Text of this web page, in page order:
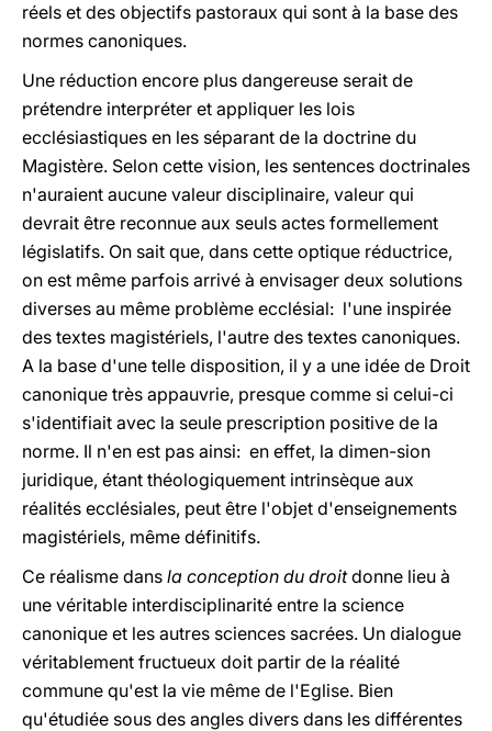
réels et des objectifs pastoraux qui sont à la base des
normes canoniques.
Une réduction encore plus dangereuse serait de
prétendre interpréter et appliquer les lois
ecclésiastiques en les séparant de la doctrine du
Magistère. Selon cette vision, les sentences doctrinales
n'auraient aucune valeur disciplinaire, valeur qui
devrait être reconnue aux seuls actes formellement
législatifs. On sait que, dans cette optique réductrice,
on est même parfois arrivé à envisager deux solutions
diverses au même problème ecclésial: l'une inspirée
des textes magistériels, l'autre des textes canoniques.
A la base d'une telle disposition, il y a une idée de Droit
canonique très appauvrie, presque comme si celui-ci
s'identifiait avec la seule prescription positive de la
norme. Il n'en est pas ainsi: en effet, la dimen-sion
juridique, étant théologiquement intrinsèque aux
réalités ecclésiales, peut être l'objet d'enseignements
magistériels, même définitifs.
Ce réalisme dans la conception du droitdonne lieu à
une véritable interdisciplinarité entre la science
canonique et les autres sciences sacrées. Un dialogue
véritablement fructueux doit partir de la réalité
commune qu'est la vie même de l'Eglise. Bien
qu'étudiée sous des angles divers dans les différentes